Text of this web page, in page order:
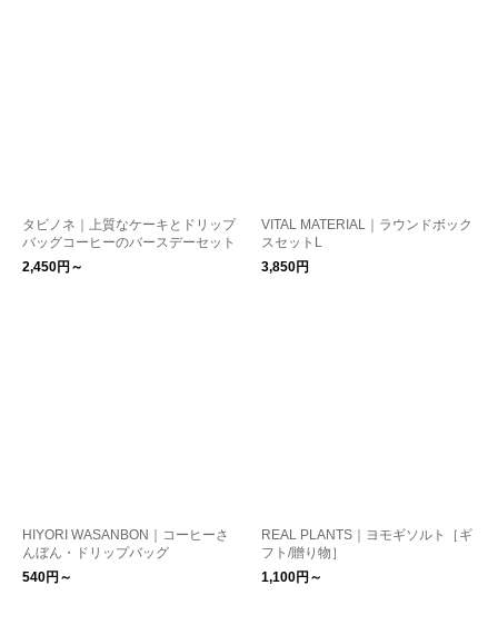
タビノネ｜上質なケーキとドリップ
バッグコーヒーのバースデーセット
2,450円～
VITAL MATERIAL｜ラウンドボック
スセットL
3,850円
HIYORI WASANBON｜コーヒーさ
んぼん・ドリップバッグ
540円～
REAL PLANTS｜ヨモギソルト［ギ
フト/贈り物］
1,100円～